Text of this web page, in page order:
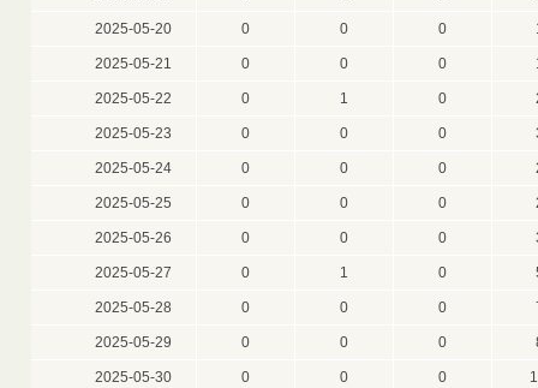
2025-05-20 0 0 0
2025-05-21 0 0 0
2025-05-22 0 1 0
2025-05-23 0 0 0
2025-05-24 0 0 0
2025-05-25 0 0 0
2025-05-26 0 0 0
2025-05-27 0 1 0
2025-05-28 0 0 0
2025-05-29 0 0 0
2025-05-30 0 0 0